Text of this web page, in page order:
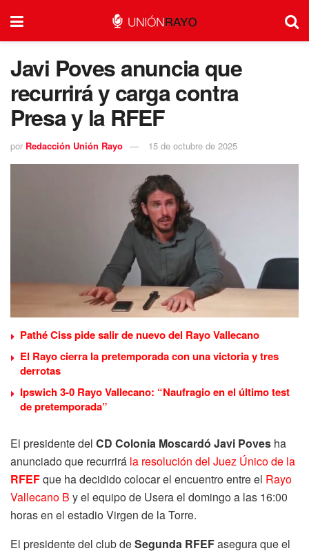
Javi Poves anuncia que
recurrirá y carga contra
Presa y la RFEF
por Redacción Unión Rayo 15 de octubre de 2025
Pathé Ciss pide salir de nuevo del Rayo Vallecano
El Rayo cierra la pretemporada con una victoria y tres
derrotas
Ipswich 3-0 Rayo Vallecano: “Naufragio en el último test
de pretemporada”
El presidente del CD Colonia Moscardó Javi Poves ha
anunciado que recurrirá la resolución del Juez Único de la
RFEFque ha decidido colocar el encuentro entre el Rayo
Vallecano B y el equipo de Usera el domingo a las 16:00
horas en el estadio Virgen de la Torre.
El presidente del club deSegunda RFEFasegura que el